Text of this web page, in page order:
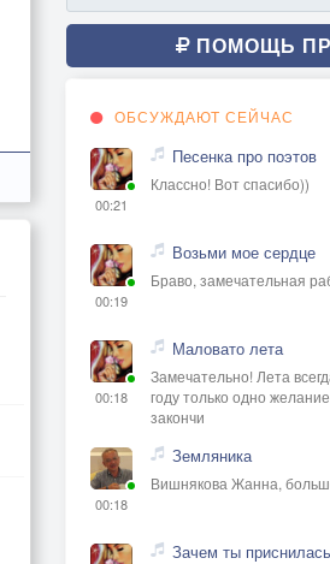
ПОМОЩЬ
ОБСУЖДАЮТ СЕЙЧАС
00:21
Песенка про поэтов
Классно! Вот спасибо))
00:19
Возьми мое сердце
Браво, замечательная
00:18
Маловато лета
Замечательно! Лета
году только одно
закончи
00:18
Земляника
Вишнякова Жанна,
Зачем ты